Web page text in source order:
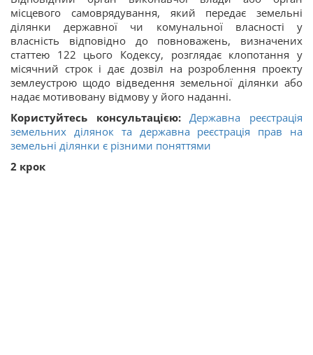
місцевого самоврядування, який передає земельні
ділянки державної чи комунальної власності у
власність відповідно до повноважень, визначених
статтею 122 цього Кодексу, розглядає клопотання у
місячний строк і дає дозвіл на розроблення проекту
землеустрою щодо відведення земельної ділянки або
надає мотивовану відмову у його наданні.
Користуйтесь консультацією: Державна реєстрація
земельних ділянок та державна реєстрація прав на
земельні ділянки є різними поняттями
2 крок